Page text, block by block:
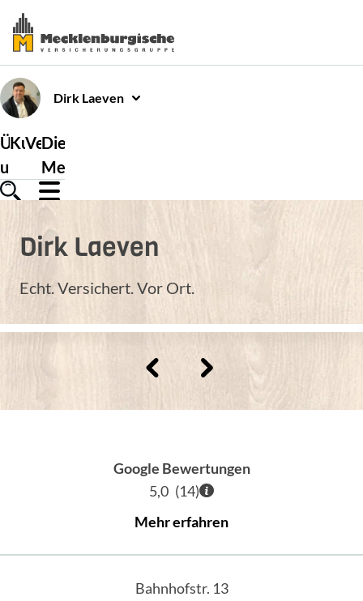
Dirk Laeven
Über
uns
Kundenservice
Versicherungen
Die
Mecklenburgische
Dirk Laeven
Echt. Versichert. Vor Ort.
Google Bewertungen
5,0 (14)
Mehr erfahren
Bahnhofstr. 13